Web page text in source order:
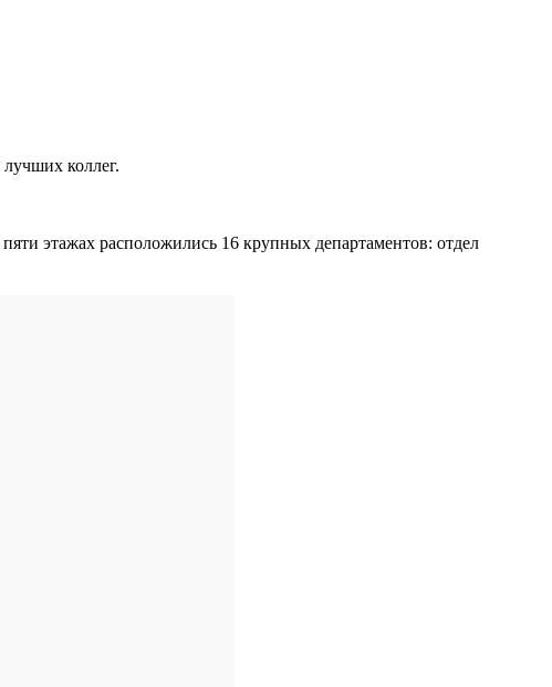
коллег.
этажах расположились 16 крупных департаментов: отдел